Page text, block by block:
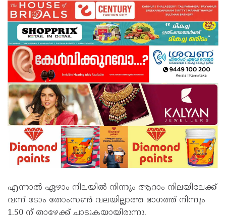
എന്നാൽ ഏഴാം നിലയിൽ നിന്നും ആറാം നിലയിലേക്ക്
വന്ന് ടോം തോംസൺ വലയില്ലാത്ത ഭാഗത്ത് നിന്നും
1.50 ന് താഴേക്ക് ചാടുകയായിരുന്നു.